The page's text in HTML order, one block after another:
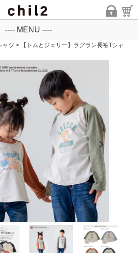
---- MENU ----
ャツ >
【トムとジェリー】ラグラン長袖Tシャ